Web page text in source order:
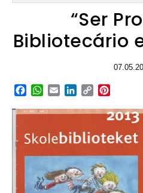
“Ser
Bibliotecário
Facebook
WhatsApp
EmailLinkedIn
Copy